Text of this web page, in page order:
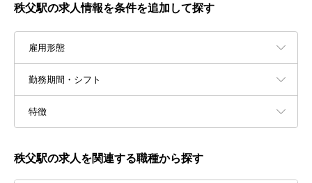
秩父駅の求人情報を条件を追加して探す
雇用形態
勤務期間・シフト
特徴
秩父駅の求人を関連する職種から探す